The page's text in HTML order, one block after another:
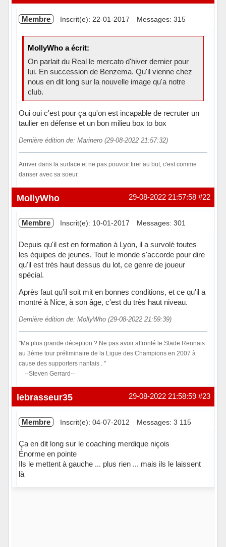
Membre Inscrit(e): 22-01-2017 Messages: 315
MollyWho a écrit:
On parlait du Real le mercato d'hiver dernier pour
lui. En succession de Benzema. Qu'il vienne chez
nous en dit long sur la nouvelle image qu'a notre
club.
Oui oui c'est pour ça qu'on est incapable de recruter un
taulier en défense et un bon milieu box to box
Dernière édition de: Marinero (29-08-2022 21:57:32)
Arriver dans la surface et ne pas pouvoir tirer au but, c'est comme
danser avec sa soeur.
Hors ligne #22
29-08-2022 21:57:58
MollyWho
Membre Inscrit(e): 10-01-2017 Messages: 301
Depuis qu'il est en formation à Lyon, il a survolé toutes
les équipes de jeunes. Tout le monde s'accorde pour dire
qu'il est très haut dessus du lot, ce genre de joueur
spécial.
Après faut qu'il soit mit en bonnes conditions, et ce qu'il a
montré à Nice, à son âge, c'est du très haut niveau.
Dernière édition de: MollyWho (29-08-2022 21:59:39)
"Ma plus grande déception ? Ne pas avoir affronté le Stade Rennais
au 3ème tour préliminaire de la Ligue des Champions en 2007 à
cause des supporters nantais . "
--Steven Gerrard--
Hors ligne #23
29-08-2022 21:58:59
lebrasseur35
Membre Inscrit(e): 04-07-2012 Messages: 3 115
Ça en dit long sur le coaching merdique niçois
Énorme en pointe
Ils le mettent à gauche ... plus rien ... mais ils le laissent
là